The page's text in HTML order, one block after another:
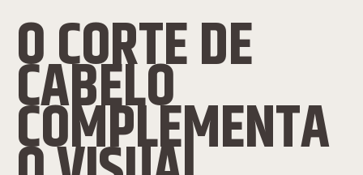
O CORTE DE
CABELO
COMPLEMENTA